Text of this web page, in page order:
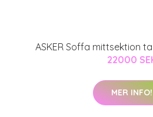
ASKER Soffa mittsektion
22000
MER INFO!